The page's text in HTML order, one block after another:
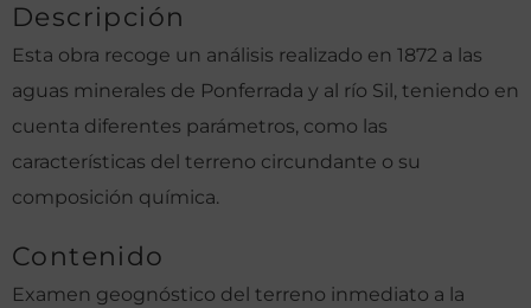
Descripción
Esta obra recoge un análisis realizado en 1872 a las
aguas minerales de Ponferrada y al río Sil, teniendo en
cuenta diferentes parámetros, como las
características del terreno circundante o su
composición química.
Contenido
Examen geognóstico del terreno inmediato a la